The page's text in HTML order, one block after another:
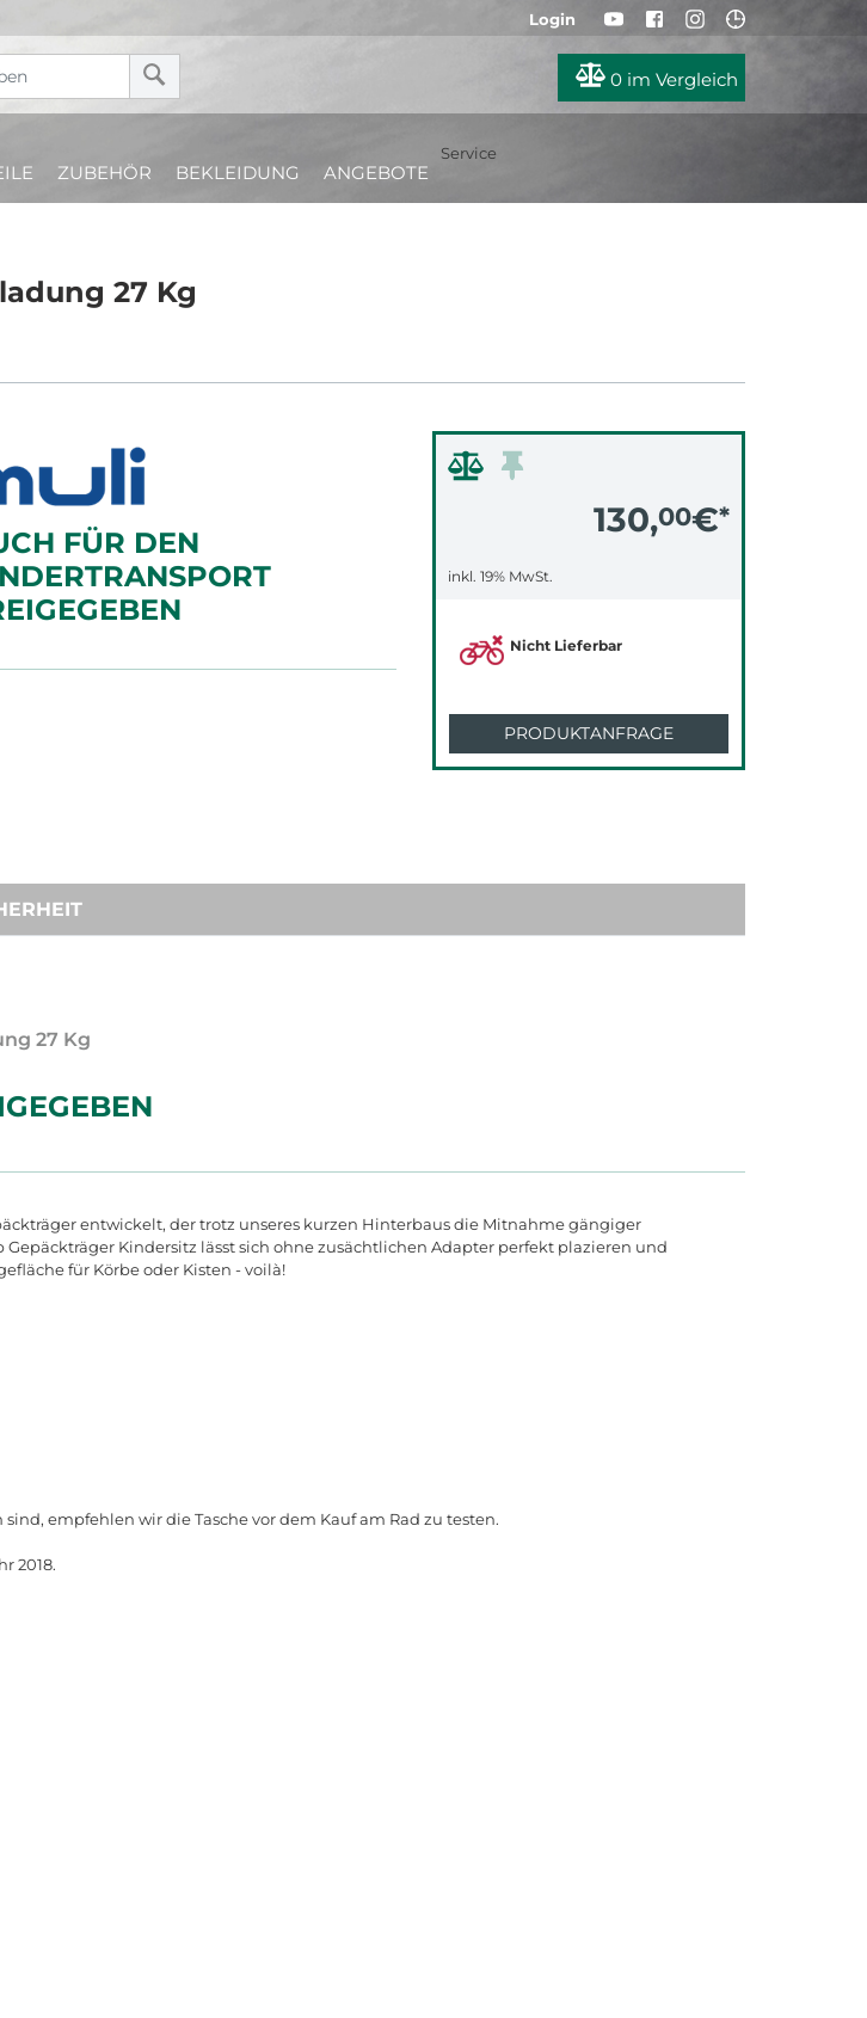
Login
0 im Vergleich
ZUBEHÖR BEKLEIDUNG ANGEBOTE
Service
27 Kg
130,00€*
inkl. 19% MwSt.
Nicht Lieferbar
PRODUKTANFRAGE
FÜR DEN
27 Kg
entwickelt, der trotz unseres kurzen Hinterbaus die Mitnahme gängiger
Kindersitz lässt sich ohne zusächtlichen Adapter perfekt plazieren und
für Körbe oder Kisten - voilà!
empfehlen wir die Tasche vor dem Kauf am Rad zu testen.
2018.